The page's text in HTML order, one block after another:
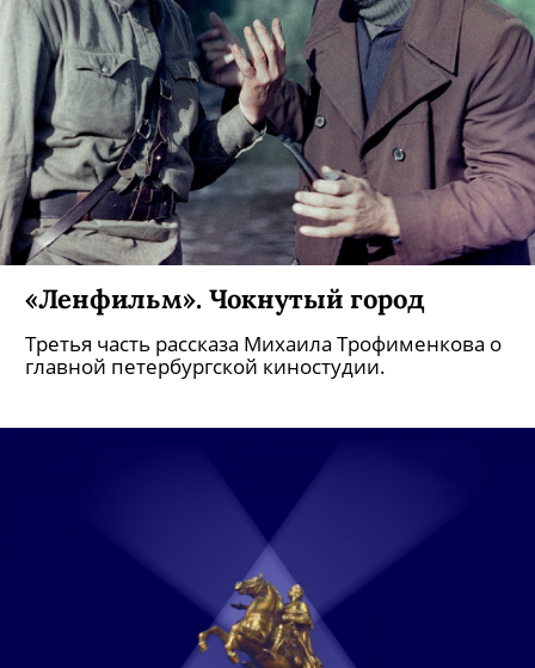
«Ленфильм». Чокнутый город
Третья часть рассказа Михаила Трофименкова о
главной петербургской киностудии.